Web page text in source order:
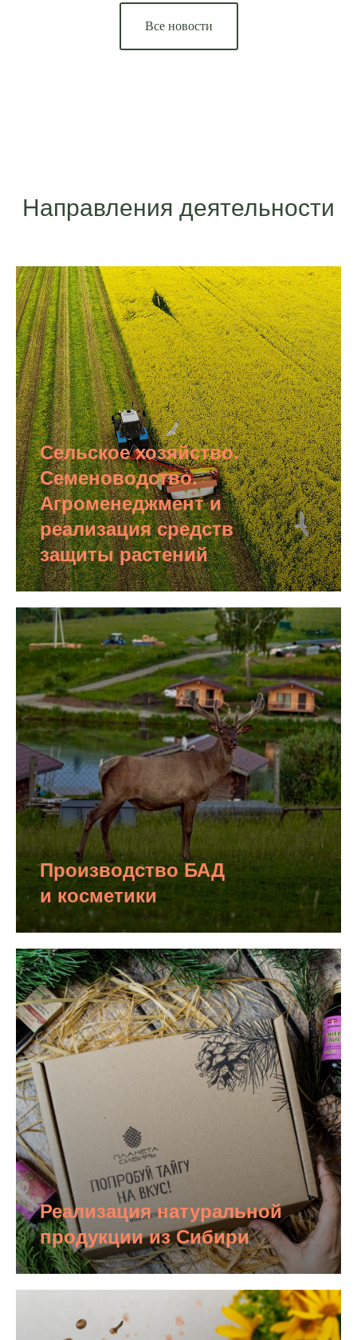
Все новости
Направления деятельности
Сельское хозяйство.
Семеноводство.
Агроменеджмент и
реализация средств
защиты растений
Производство БАД
и косметики
Реализация натуральной
продукции из Сибири